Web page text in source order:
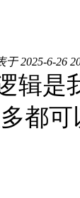
于 2025-6-26
辑是
都